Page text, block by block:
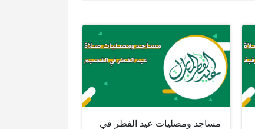
مساجد ومصليات عيد الفطر في